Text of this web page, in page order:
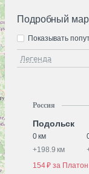
Подробный
Легенда
Показывать
Россия
Подольск
0 км
+198.9 км
154 ₽ за Платон